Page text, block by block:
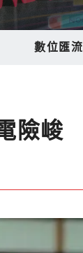
數位匯流
險峻